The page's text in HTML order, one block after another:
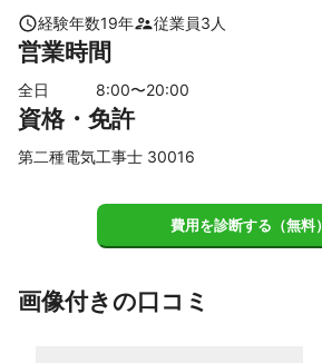
キャンセルポリシー
作業予定4日前　　　見積の20%
作業予定2.3日前　　見積の50%
これまでの実績
公共パッケージエアコン工事
公共施設等設備工事
経験年数19年 従業員3 人
営業時間
全日 8:00〜20:00
資格・免許
第二種電気工事士 30016
費用を診断する（無料）
画像付きの口コミ